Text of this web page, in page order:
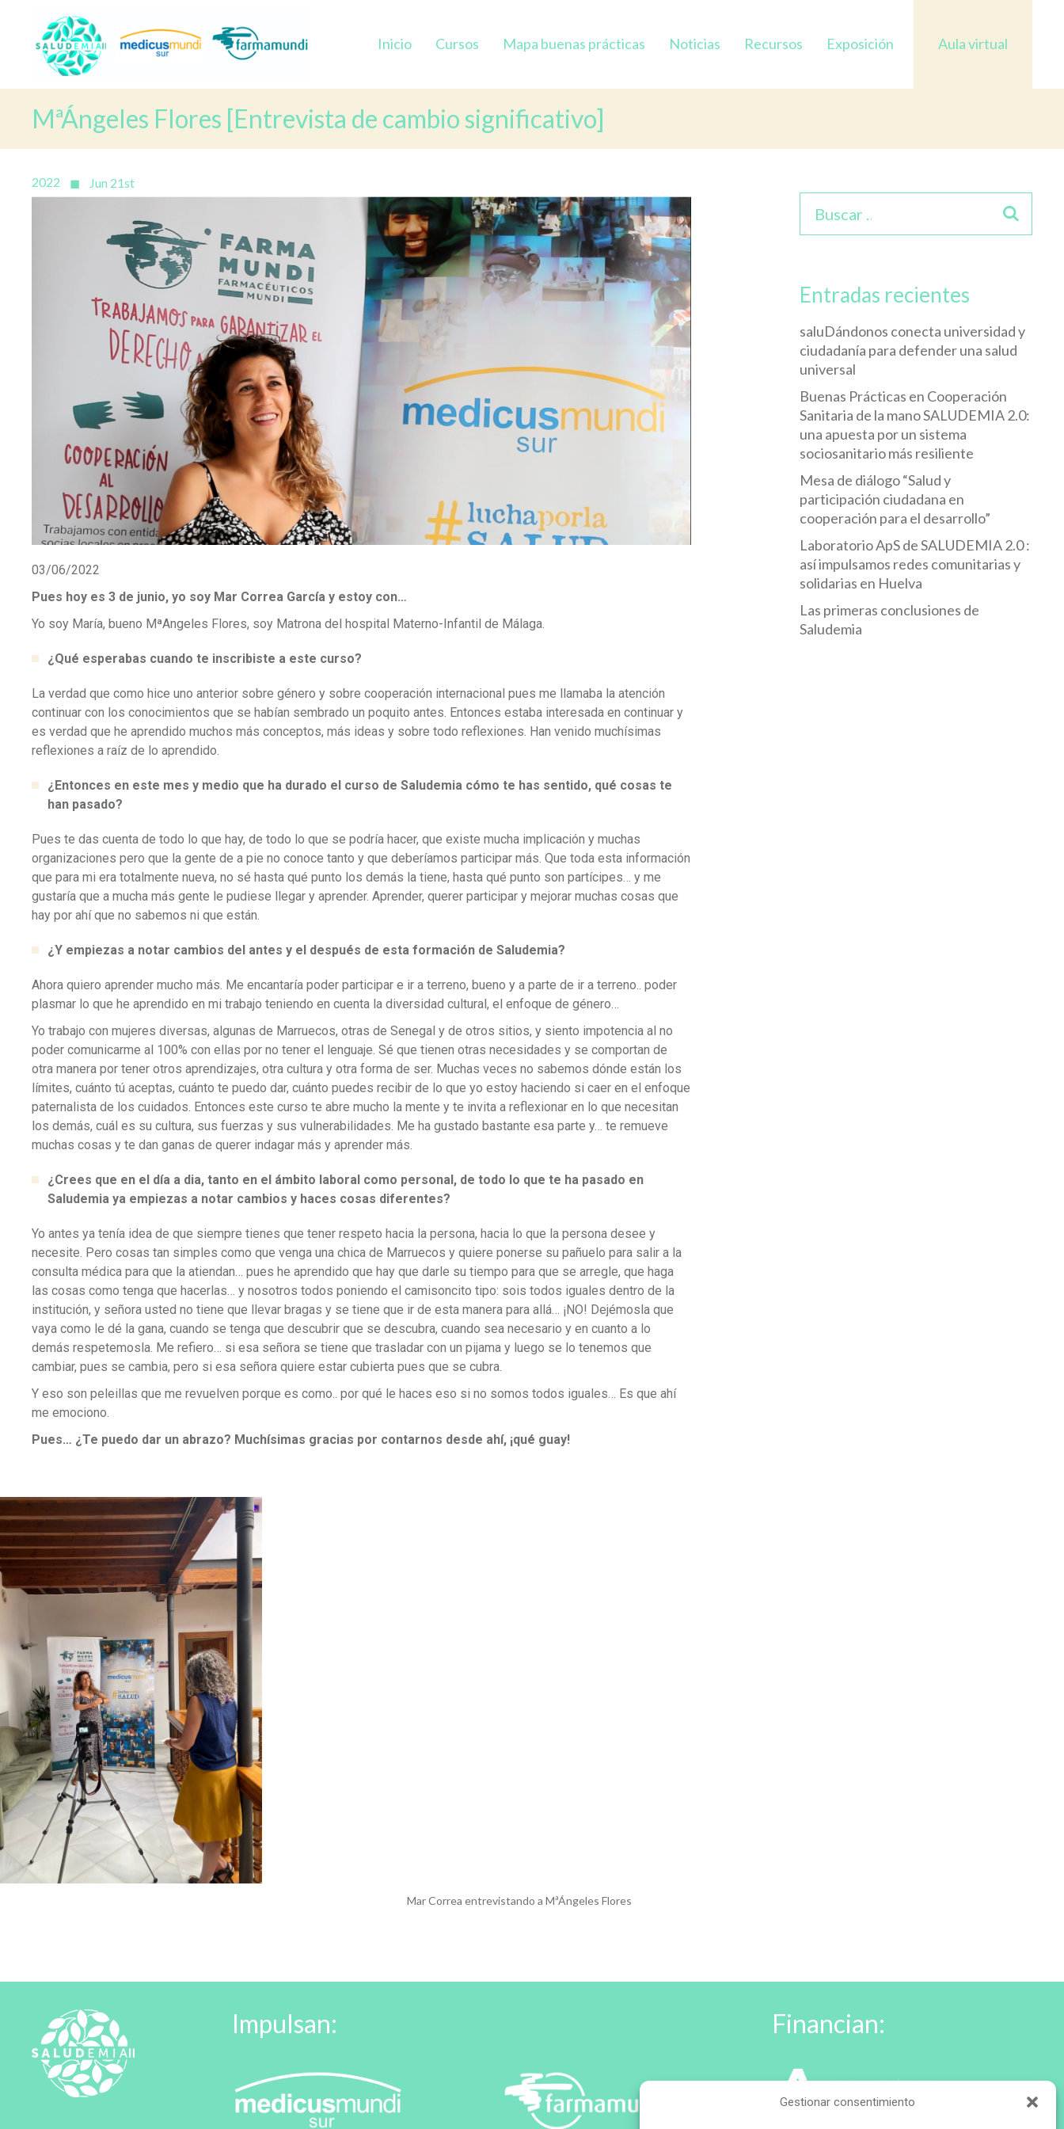
Gestionar consentimiento
Inicio Cursos Mapa buenas prácticas Noticias Recursos Exposición Aula virtual
MªÁngeles Flores [Entrevista de cambio significativo]
2022 Jun 21st
03/06/2022
Pues hoy es 3 de junio, yo soy Mar Correa García y estoy con…
Yo soy María, bueno MªAngeles Flores, soy Matrona del hospital Materno-Infantil de Málaga.
¿Qué esperabas cuando te inscribiste a este curso?
La verdad que como hice uno anterior sobre género y sobre cooperación internacional pues me llamaba la atención
continuar con los conocimientos que se habían sembrado un poquito antes. Entonces estaba interesada en continuar y
es verdad que he aprendido muchos más conceptos, más ideas y sobre todo reflexiones. Han venido muchísimas
reflexiones a raíz de lo aprendido.
¿Entonces en este mes y medio que ha durado el curso de Saludemia cómo te has sentido, qué cosas te
han pasado?
Pues te das cuenta de todo lo que hay, de todo lo que se podría hacer, que existe mucha implicación y muchas
organizaciones pero que la gente de a pie no conoce tanto y que deberíamos participar más. Que toda esta información
que para mi era totalmente nueva, no sé hasta qué punto los demás la tiene, hasta qué punto son partícipes… y me
gustaría que a mucha más gente le pudiese llegar y aprender. Aprender, querer participar y mejorar muchas cosas que
hay por ahí que no sabemos ni que están.
¿Y empiezas a notar cambios del antes y el después de esta formación de Saludemia?
Ahora quiero aprender mucho más. Me encantaría poder participar e ir a terreno, bueno y a parte de ir a terreno.. poder
plasmar lo que he aprendido en mi trabajo teniendo en cuenta la diversidad cultural, el enfoque de género…
Yo trabajo con mujeres diversas, algunas de Marruecos, otras de Senegal y de otros sitios, y siento impotencia al no
poder comunicarme al 100% con ellas por no tener el lenguaje. Sé que tienen otras necesidades y se comportan de
otra manera por tener otros aprendizajes, otra cultura y otra forma de ser. Muchas veces no sabemos dónde están los
límites, cuánto tú aceptas, cuánto te puedo dar, cuánto puedes recibir de lo que yo estoy haciendo si caer en el enfoque
paternalista de los cuidados. Entonces este curso te abre mucho la mente y te invita a reflexionar en lo que necesitan
los demás, cuál es su cultura, sus fuerzas y sus vulnerabilidades. Me ha gustado bastante esa parte y… te remueve
muchas cosas y te dan ganas de querer indagar más y aprender más.
¿Crees que en el día a dia, tanto en el ámbito laboral como personal, de todo lo que te ha pasado en
Saludemia ya empiezas a notar cambios y haces cosas diferentes?
Yo antes ya tenía idea de que siempre tienes que tener respeto hacia la persona, hacia lo que la persona desee y
necesite. Pero cosas tan simples como que venga una chica de Marruecos y quiere ponerse su pañuelo para salir a la
consulta médica para que la atiendan… pues he aprendido que hay que darle su tiempo para que se arregle, que haga
las cosas como tenga que hacerlas… y nosotros todos poniendo el camisoncito tipo: sois todos iguales dentro de la
institución, y señora usted no tiene que llevar bragas y se tiene que ir de esta manera para allá… ¡NO! Dejémosla que
vaya como le dé la gana, cuando se tenga que descubrir que se descubra, cuando sea necesario y en cuanto a lo
demás respetemosla. Me refiero… si esa señora se tiene que trasladar con un pijama y luego se lo tenemos que
cambiar, pues se cambia, pero si esa señora quiere estar cubierta pues que se cubra.
Y eso son peleillas que me revuelven porque es como.. por qué le haces eso si no somos todos iguales… Es que ahí
me emociono.
Pues… ¿Te puedo dar un abrazo? Muchísimas gracias por contarnos desde ahí, ¡qué guay!
Mar Correa entrevistando a MªÁngeles Flores
Entradas recientes
saluDándonos conecta universidad y
ciudadanía para defender una salud
universal
Buenas Prácticas en Cooperación
Sanitaria de la mano SALUDEMIA 2.0:
una apuesta por un sistema
sociosanitario más resiliente
Mesa de diálogo “Salud y
participación ciudadana en
cooperación para el desarrollo”
Laboratorio ApS de SALUDEMIA 2.0 :
así impulsamos redes comunitarias y
solidarias en Huelva
Las primeras conclusiones de
Saludemia
Impulsan: Financian: